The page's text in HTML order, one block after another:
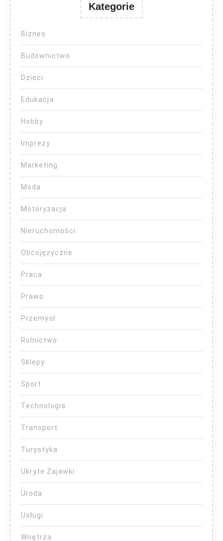
Kategorie
Biznes
Budownictwo
Dzieci
Edukacja
Hobby
Imprezy
Marketing
Moda
Motoryzacja
Nieruchomości
Obcojęzyczne
Praca
Prawo
Przemysł
Rolnictwo
Sklepy
Sport
Technologia
Transport
Turystyka
Ukryte Zajawki
Uroda
Usługi
Wnętrza